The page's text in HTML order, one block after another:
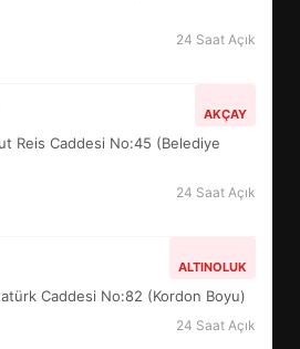
24 Saat Açık
AKÇAY
Reis Caddesi No:45 (Belediye
24 Saat Açık
ALTINOLUK
Caddesi No:82 (Kordon Boyu)
24 Saat Açık
KAYITLARI NEYİ
YÖNETİM NASIL